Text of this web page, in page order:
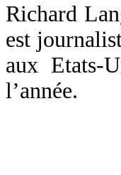
Richard
est
aux Etats-
l’année.